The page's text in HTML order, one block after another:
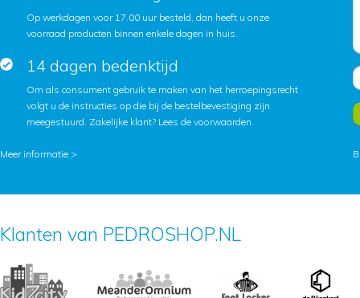
Op werkdagen voor 17.00 uur besteld, dan heeft u onze
voorraad producten binnen enkele dagen in huis.
14 dagen bedenktijd
Om als consument gebruik te maken van het herroepingsrecht
volgt u de instructies op die bij de bestelbevestiging zijn
meegestuurd. Zakelijke klant? Lees de voorwaarden.
Meer informatie >
Klanten van PEDROSHOP.NL